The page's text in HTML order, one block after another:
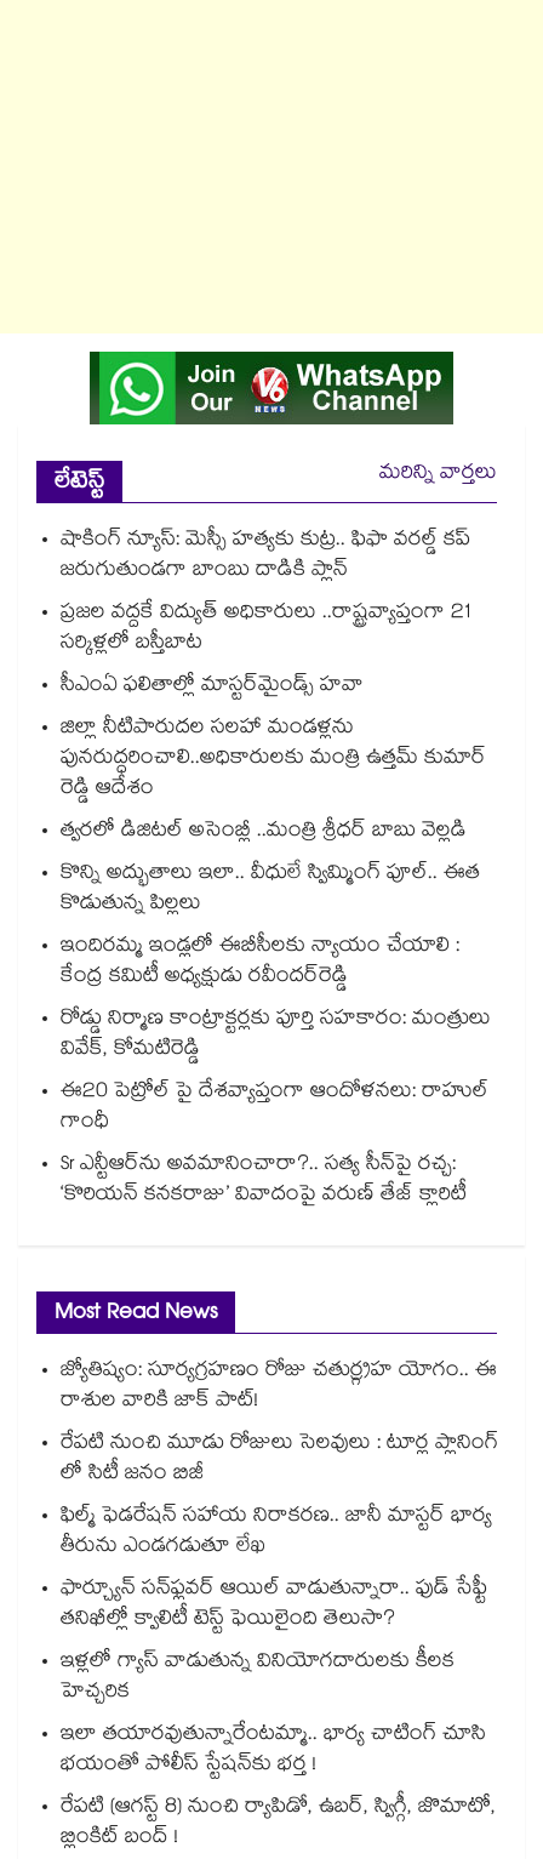
లేటెస్ట్
మరిన్ని వార్తలు
షాకింగ్ న్యూస్: మెస్సీ హత్యకు కుట్ర.. ఫిఫా వరల్డ్ కప్
జరుగుతుండగా బాంబు దాడికి ప్లాన్
ప్రజల వద్దకే విద్యుత్ అధికారులు ..రాష్ట్రవ్యాప్తంగా 21
సర్కిళ్లలో బస్తీబాట
సీఎంఏ ఫలితాల్లో మాస్టర్‌మైండ్స్ హవా
జిల్లా నీటిపారుదల సలహా మండళ్లను
పునరుద్ధరించాలి..అధికారులకు మంత్రి ఉత్తమ్ కుమార్
రెడ్డి ఆదేశం
త్వరలో డిజిటల్ అసెంబ్లీ ..మంత్రి శ్రీధర్ బాబు వెల్లడి
కొన్ని అద్భుతాలు ఇలా.. వీధులే స్విమ్మింగ్ పూల్.. ఈత
కొడుతున్న పిల్లలు
ఇందిరమ్మ ఇండ్లలో ఈబీసీలకు న్యాయం చేయాలి :
కేంద్ర కమిటీ అధ్యక్షుడు రవీందర్‌‌‌‌రెడ్డి
రోడ్డు నిర్మాణ కాంట్రాక్టర్లకు పూర్తి సహకారం: మంత్రులు
వివేక్, కోమటిరెడ్డి
ఈ20 పెట్రోల్ పై దేశవ్యాప్తంగా ఆందోళనలు: రాహుల్
గాంధీ
Sr ఎన్టీఆర్‌ను అవమానించారా?.. సత్య సీన్‌పై రచ్చ:
‘కొరియన్ కనకరాజు’ వివాదంపై వరుణ్ తేజ్ క్లారిటీ
Most Read News
జ్యోతిష్యం: సూర్యగ్రహణం రోజు చతుర్గ్రహ యోగం.. ఈ
రాశుల వారికి జాక్ పాట్!
రేపటి నుంచి మూడు రోజులు సెలవులు : టూర్ల ప్లానింగ్
లో సిటీ జనం బిజీ
ఫిల్మ్ ఫెడరేషన్ సహాయ నిరాకరణ.. జానీ మాస్టర్ భార్య
తీరును ఎండగడుతూ లేఖ
ఫార్చ్యూన్ సన్‌ఫ్లవర్ ఆయిల్ వాడుతున్నారా.. ఫుడ్ సేఫ్టీ
తనిఖీల్లో క్వాలిటీ టెస్ట్ ఫెయిలైంది తెలుసా?
ఇళ్లలో గ్యాస్ వాడుతున్న వినియోగదారులకు కీలక
హెచ్చరిక
ఇలా తయారవుతున్నారేంటమ్మా.. భార్య చాటింగ్ చూసి
భయంతో పోలీస్ స్టేషన్⁫కు భర్త !
రేపటి (ఆగస్ట్ 8) నుంచి ర్యాపిడో, ఉబర్, స్విగ్గీ, జొమాటో,
బ్లింకిట్ బంద్ !